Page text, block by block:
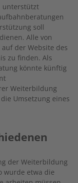
unterstützt
soll
Alle von
der Website des
zu finden. Als
könnte künftig
Weiterbildung
Umsetzung eines
der Weiterbildung
wurde etwa die